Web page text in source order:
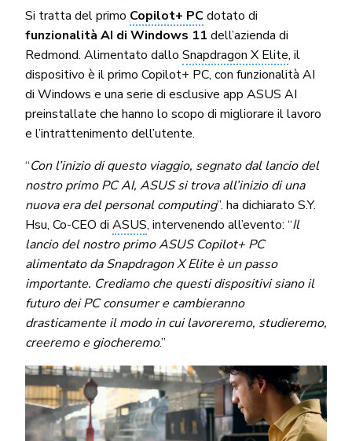
Si tratta del primo Copilot+ PCdotato di
funzionalità AI di Windows 11 dell’azienda di
Redmond. Alimentato dalloSnapdragon X Elite, il
dispositivo è il primo Copilot+ PC, con funzionalità AI
di Windows e una serie di esclusive app ASUS AI
preinstallate che hanno lo scopo di migliorare il lavoro
e l’intrattenimento dell’utente.
“Con l’inizio di questo viaggio, segnato dal lancio del
nostro primo PC AI, ASUS si trova all’inizio di una
nuova era del personal computing”. ha dichiarato S.Y.
Hsu, Co-CEO diASUS, intervenendo all’evento: “Il
lancio del nostro primo ASUS Copilot+ PC
alimentato da Snapdragon X Elite è un passo
importante. Crediamo che questi dispositivi siano il
futuro dei PC consumer e cambieranno
drasticamente il modo in cui lavoreremo, studieremo,
creeremo e giocheremo.”